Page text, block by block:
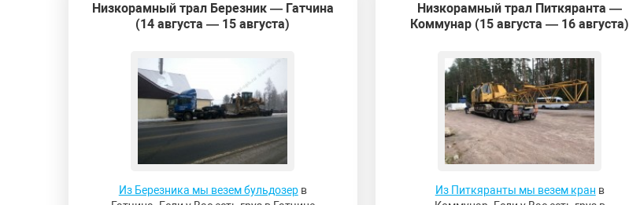
Низкорамный трал Березник — Гатчина
(14 августа — 15 августа)
Из Березника мы везем бульдозерв
Низкорамный трал Питкяранта —
Коммунар (15 августа — 16 августа)
Из Питкяранты мы везем кран в